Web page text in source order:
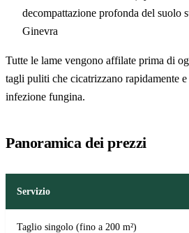
decompattazione profonda del suolo
Ginevra
Tutte le lame vengono affilate prima di
tagli puliti che cicatrizzano rapidamente
infezione fungina.
Panoramica dei prezzi
Servizio
Taglio singolo (fino a 200 m²)